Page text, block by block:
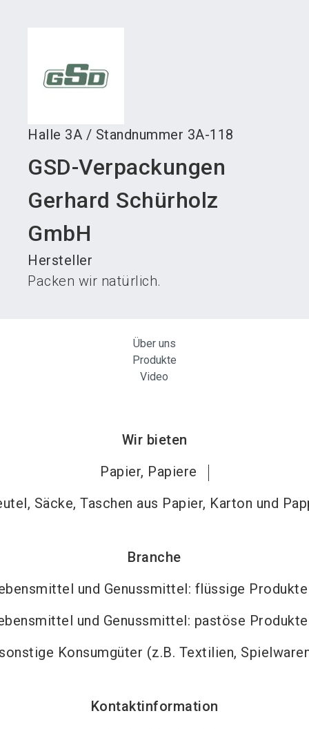
Halle 3A / Standnummer 3A-118
GSD-Verpackungen
Gerhard Schürholz
GmbH
Hersteller
Packen wir natürlich.
Über uns
Produkte
Video
Wir bieten
Papier, Papiere
Säcke, Taschen aus Papier, Karton und
Branche
und Genussmittel: flüssige Produkte
und Genussmittel: pastöse Produkte
Konsumgüter (z.B. Textilien,
Kontaktinformation